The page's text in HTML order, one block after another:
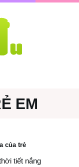
EM
của trẻ
tiết nắng